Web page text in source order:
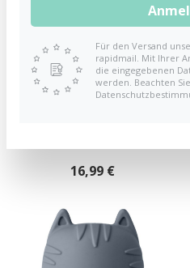
16,99 €
Für den Versand
rapidmail. Mit Ihrer
die eingegebenen
werden. Beachten